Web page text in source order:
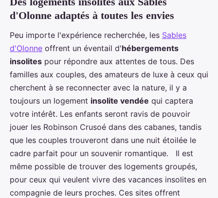
d'Olonne adaptés à toutes les envies
Peu importe l'expérience recherchée, les Sables
d'Olonne offrent un éventail d'hébergements
insolites pour répondre aux attentes de tous. Des
familles aux couples, des amateurs de luxe à ceux qui
cherchent à se reconnecter avec la nature, il y a
toujours un logement insolite vendée qui captera
votre intérêt. Les enfants seront ravis de pouvoir
jouer les Robinson Crusoé dans des cabanes, tandis
que les couples trouveront dans une nuit étoilée le
cadre parfait pour un souvenir romantique. Il est
même possible de trouver des logements groupés,
pour ceux qui veulent vivre des vacances insolites en
compagnie de leurs proches. Ces sites offrent